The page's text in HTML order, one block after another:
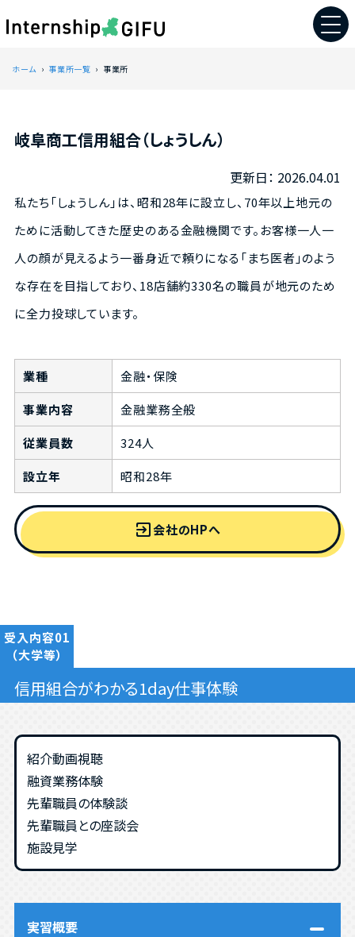
ホーム 事業所一覧 事業所
岐阜商工信用組合（しょうしん）
2026.04.01
私たち「しょうしん」は、昭和28年に設立し、70年以上地元の
ために活動してきた歴史のある金融機関です。お客様一人一
人の顔が見えるよう一番身近で頼りになる「まち医者」のよう
な存在を目指しており、18店舗約330名の職員が地元のため
に全力投球しています。
業種
金融・保険
事業内容
金融業務全般
従業員数
324人
設立年
昭和28年
exit_to_app会社のHPへ
受入内容01
（大学等）
信用組合がわかる1day仕事体験
紹介動画視聴
融資業務体験
先輩職員の体験談
先輩職員との座談会
施設見学
実習概要